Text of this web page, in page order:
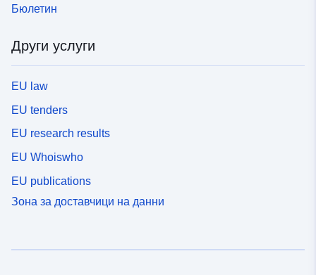
Бюлетин
Други услуги
EU law
EU tenders
EU research results
EU Whoiswho
EU publications
Зона за доставчици на данни